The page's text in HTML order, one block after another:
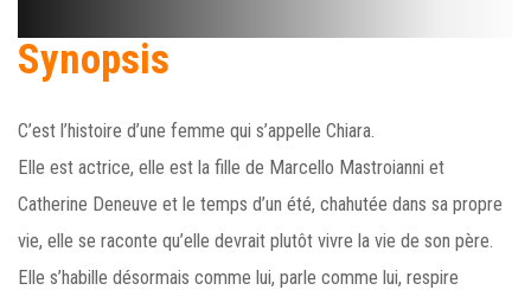
Synopsis
C’est l’histoire d’une femme qui s’appelle Chiara.
Elle est actrice, elle est la fille de Marcello Mastroianni et
Catherine Deneuve et le temps d’un été, chahutée dans sa propre
vie, elle se raconte qu’elle devrait plutôt vivre la vie de son père.
Elle s’habille désormais comme lui, parle comme lui, respire